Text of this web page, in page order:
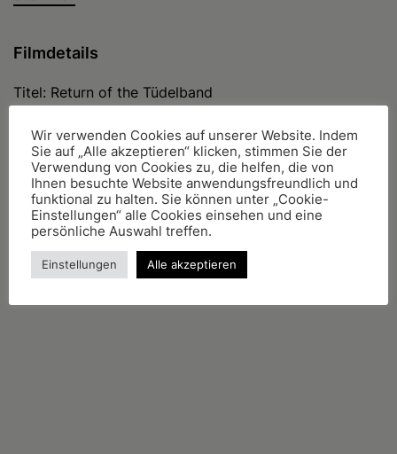
Filmdetails
Titel: Return of the Tüdelband
Format: Dokumentarfilm, Kino
Länge: 81 min
Produktion: thede filmproduktion
2003
Wir verwenden Cookies auf unserer Website. Indem
Sie auf „Alle akzeptieren“ klicken, stimmen Sie der
Verwendung von Cookies zu, die helfen, die von
Ihnen besuchte Website anwendungsfreundlich und
funktional zu halten. Sie können unter „Cookie-
Einstellungen“ alle Cookies einsehen und eine
persönliche Auswahl treffen.
Einstellungen Alle akzeptieren